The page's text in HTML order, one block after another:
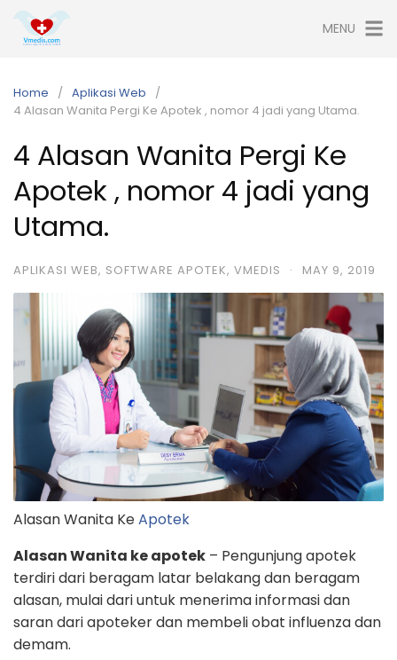
Skip
MENU
Home
Aplikasi Web
4 Alasan Wanita Pergi Ke Apotek , nomor 4 jadi yang Utama.
4 Alasan Wanita Pergi Ke
Apotek , nomor 4 jadi yang
Utama.
APLIKASI WEB, SOFTWARE APOTEK, VMEDIS · MAY 9, 2019
Alasan Wanita KeApotek
Alasan Wanita ke apotek – Pengunjung apotek
terdiri dari beragam latar belakang dan beragam
alasan, mulai dari untuk menerima informasi dan
saran dari apoteker dan membeli obat influenza dan
demam.